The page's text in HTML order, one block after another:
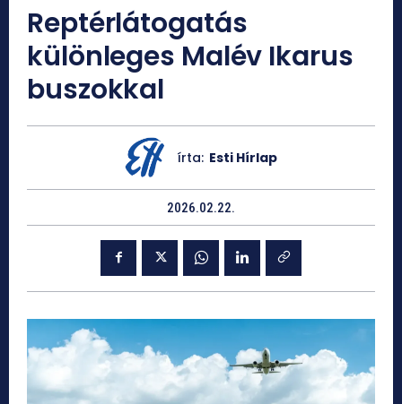
Reptérlátogatás
különleges Malév Ikarus
buszokkal
írta: Esti Hírlap
2026.02.22.